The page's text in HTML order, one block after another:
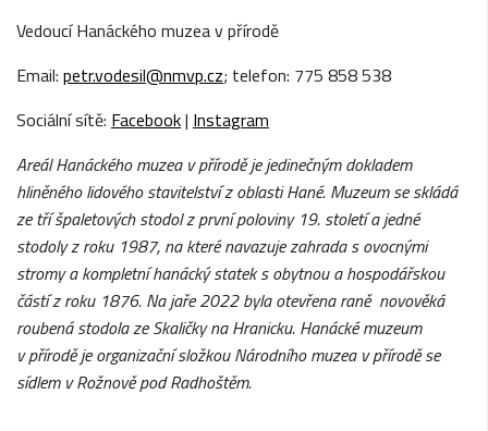
Vedoucí Hanáckého muzea v přírodě
Email: petr.vodesil@nmvp.cz; telefon: 775 858 538
Sociální sítě: Facebook| Instagram
Areál Hanáckého muzea v příroděje jedinečným dokladem
hliněného lidového stavitelstvíz oblasti Hané. Muzeum se skládá
ze tří špaletových stodolz prvnípoloviny 19. stoletía jedné
stodolyz roku 1987, na kterénavazuje zahrada s ovocnými
stromy a kompletní hanácký statek s obytnou a hospodářskou
částí z roku 1876. Na jaře 2022 byla otevřena raně novověká
roubenástodola ze Skaličky na Hranicku. Hanáckémuzeum
vpříroděje organizačnísložkou Národního muzea vpříroděse
sídlem v Rožnověpod Radhoštěm.